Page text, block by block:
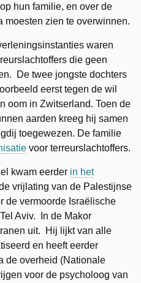
hun familie, en over de
moesten zien te overwinnen.
waren
die geen
De twee jongste dochters
eerst tegen de wil
oom in Zwitserland. Toen de
aarden kreeg hij samen
toegewezen. De familie
voor terreurslachtoffers.
kwam eerder in het
vrijlating van de Palestijnse
de vermoorde Israëlische
Aviv. In de Makor
uit. Hij lijkt van alle
en heeft eerder
de overheid (Nationale
voor de psycholoog van